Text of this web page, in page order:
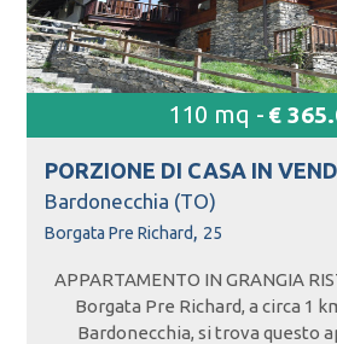
110 mq - €
PORZIONE DI CASA IN
Bardonecchia (TO)
Borgata Pre Richard, 25
APPARTAMENTO IN GRANGIA
Borgata Pre Richard, a circa 1
Bardonecchia, si trova questo